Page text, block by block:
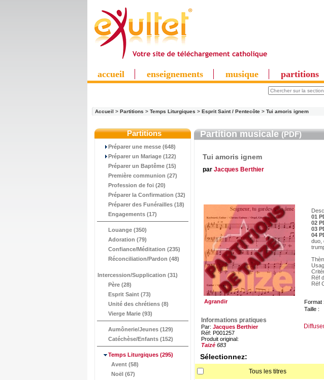
accueil enseignements musique partitions
Accueil > Partitions > Temps Liturgiques > Esprit Saint / Pentecôte > Tui amoris ignem
Partitions
Préparer une messe (648)
Préparer un Mariage (122)
Préparer un Baptême (15)
Première communion (27)
Profession de foi (20)
Préparer la Confirmation (32)
Préparer des Funérailles (18)
Engagements (17)
Louange (350)
Adoration (79)
Confiance/Méditation (235)
Réconciliation/Pardon (48)
Intercession/Supplication (31)
Père (28)
Esprit Saint (73)
Unité des chrétiens (8)
Vierge Marie (93)
Aumônerie/Jeunes (129)
Catéchèse/Enfants (152)
Temps Liturgiques (295)
Avent (58)
Noël (67)
Partition musicale(PDF)
Tui amoris ignem
par Jacques Berthier
Agrandir
Informations pratiques
Par: Jacques Berthier
Réf: P001257
Produit original:
Taizé 683
01
02
03
04
duo,
Réf
Réf
Format :
Taille :
Sélectionnez:
Tous les titres